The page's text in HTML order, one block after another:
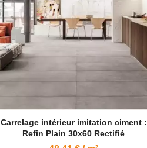
Carrelage intérieur imitation ciment :
Refin Plain 30x60 Rectifié